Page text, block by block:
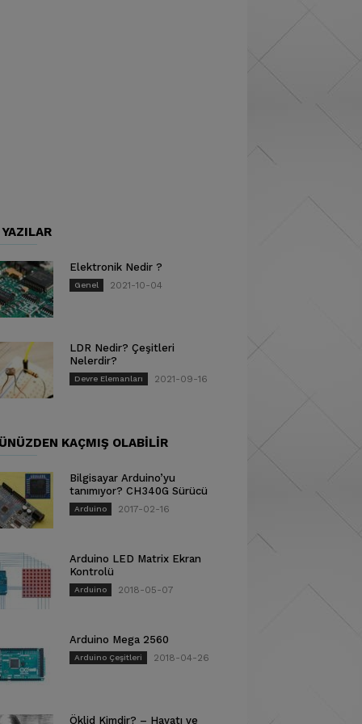
Elektronik Nedir ?
Genel 2021-10-04
LDR Nedir? Çeşitleri
Nelerdir?
Devre Elemanları 2021-09-16
KAÇMIŞ OLABILIR
Bilgisayar Arduino’yu
tanımıyor? CH340G Sürücü
Arduino 2017-02-16
Arduino LED Matrix Ekran
Kontrolü
Arduino 2018-05-07
Arduino Mega 2560
Arduino Çeşitleri 2018-04-26
Öklid Kimdir? – Hayatı ve